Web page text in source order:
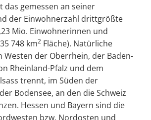
gemessen an seiner
der Einwohnerzahl drittgrößte
Mio. Einwohnerinnen und
748 km2 Fläche). Natürliche
Westen der Oberrhein, der Baden-
Rheinland-Pfalz und dem
trennt, im Süden der
Bodensee, an den die Schweiz
Hessen und Bayern sind die
bzw. Nordosten und